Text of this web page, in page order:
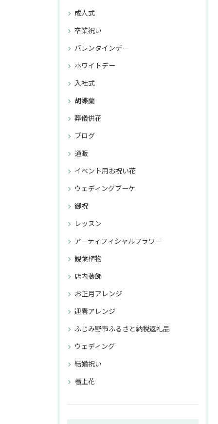
成人式
卒業祝い
バレンタインデー
ホワイトデー
入社式
胡蝶蘭
葬儀供花
ブログ
通販
イベント用お祝い花
ウェディングブーケ
御祝
レッスン
アーティフィシャルフラワー
観葉植物
店内装飾
お正月アレンジ
迎春アレンジ
ふじみ野市ふるさと納税返礼品
ウェディング
結婚祝い
檀上花